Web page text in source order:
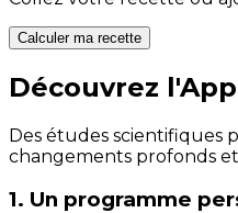
Calculer ma recette
Découvrez
Des études scientifiques
changements profonds
1. Un programme